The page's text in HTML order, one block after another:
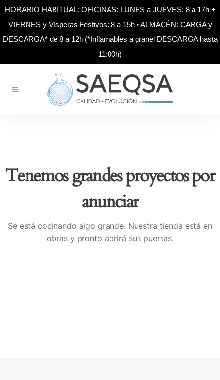
HORARIO HABITUAL: OFICINAS: LUNES a JUEVES: 8 a 17h +
VIERNES y Vísperas Festivos: 8 a 15h • ALMACÉN: CARGA y
DESCARGA* de 8 a 12h (*Inflamables a granel DESCARGA hasta
11:00h)
Tenemos grandes proyectos por
anunciar
Se está cocinando algo grande. Nuestra tienda está en
obras y pronto abrirá sus puertas.